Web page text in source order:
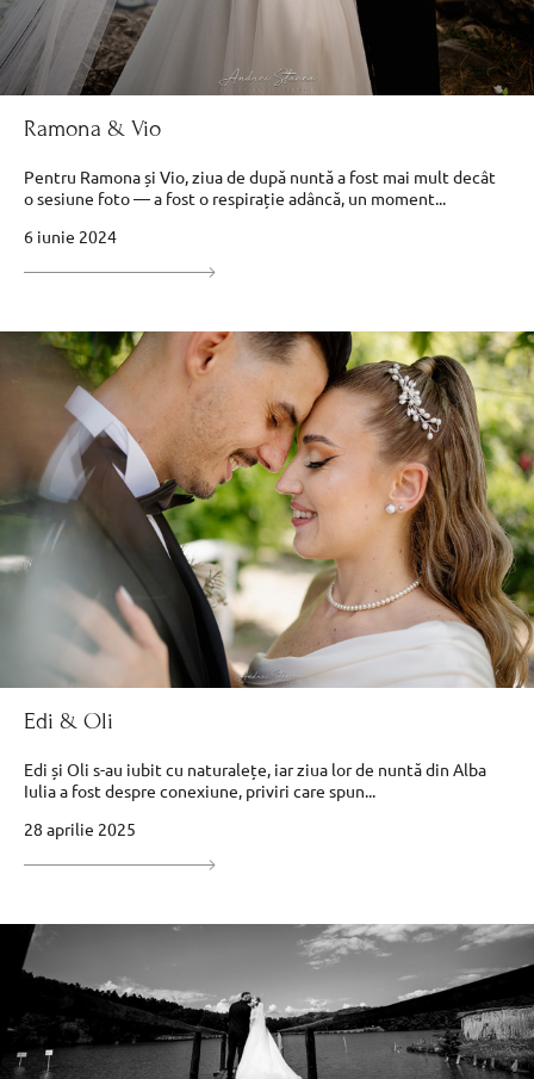
Ramona & Vio
Pentru Ramona și Vio, ziua de după nuntă a fost mai mult decât
o sesiune foto — a fost o respirație adâncă, un moment...
6 iunie 2024
Edi & Oli
Edi și Oli s-au iubit cu naturalețe, iar ziua lor de nuntă din Alba
Iulia a fost despre conexiune, priviri care spun...
28 aprilie 2025